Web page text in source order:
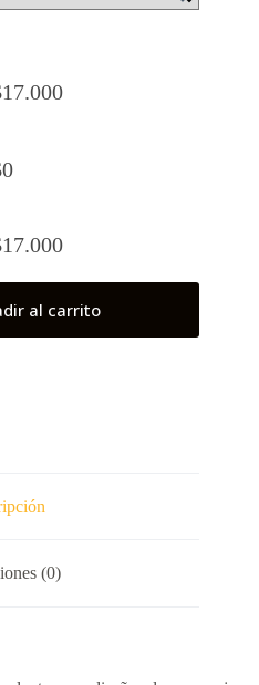
17.000
0
17.000
al carrito
(0)